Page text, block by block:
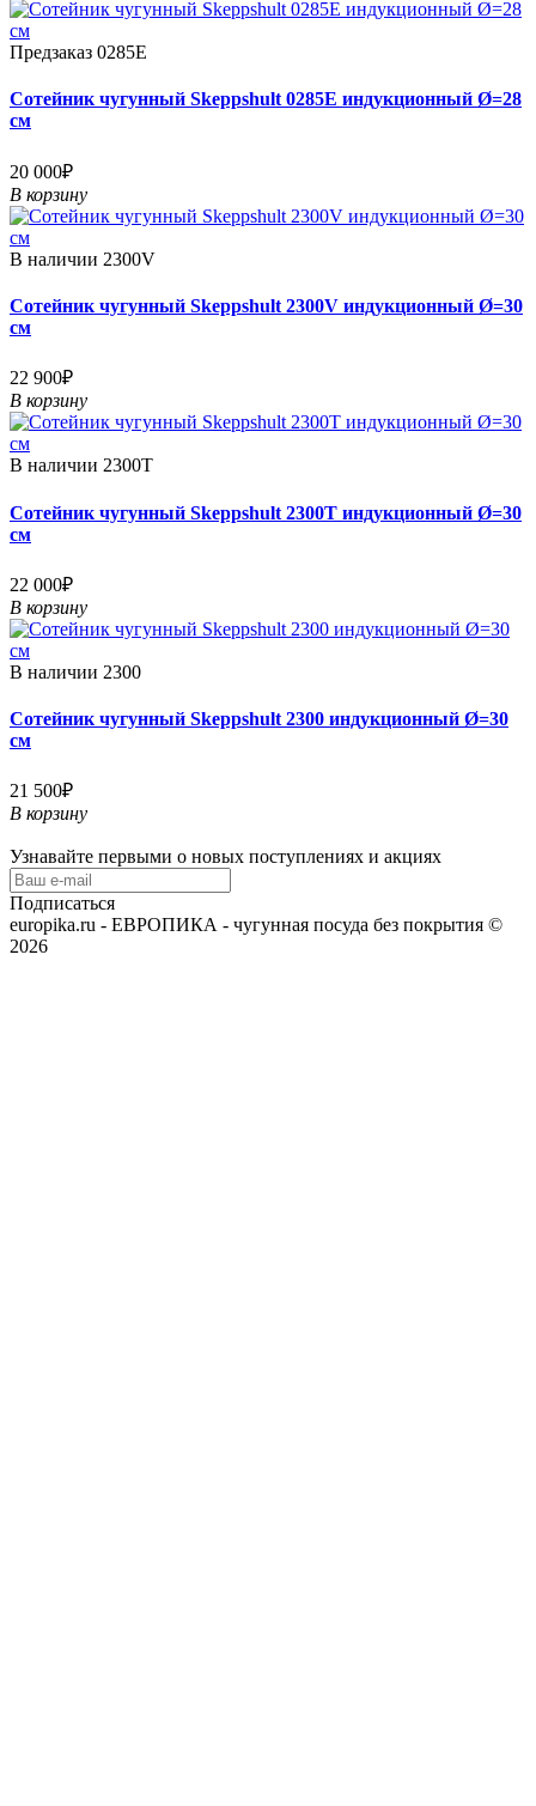
Предзаказ 0285E
Сотейник чугунный Skeppshult 0285E индукционный Ø=28
см
20 000₽
В корзину
В наличии 2300V
Сотейник чугунный Skeppshult 2300V индукционный Ø=30
см
22 900₽
В корзину
В наличии 2300T
Сотейник чугунный Skeppshult 2300T индукционный Ø=30
см
22 000₽
В корзину
В наличии 2300
Сотейник чугунный Skeppshult 2300 индукционный Ø=30
см
21 500₽
В корзину
Узнавайте первыми о новых поступлениях и акциях
Подписаться
europika.ru - ЕВРОПИКА - чугунная посуда без покрытия ©
2026